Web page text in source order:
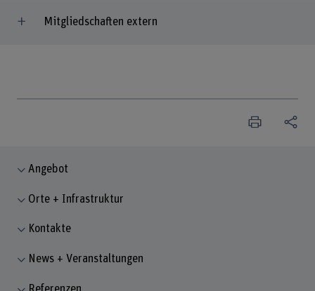
Mitgliedschaften extern
Angebot
Orte + Infrastruktur
Kontakte
News + Veranstaltungen
Referenzen